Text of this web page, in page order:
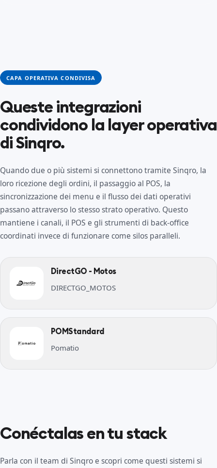
CAPA OPERATIVA CONDIVISA
Queste integrazioni
condividono la layer operativa
di Sinqro.
Quando due o più sistemi si connettono tramite Sinqro, la
loro ricezione degli ordini, il passaggio al POS, la
sincronizzazione dei menu e il flusso dei dati operativi
passano attraverso lo stesso strato operativo. Questo
mantiene i canali, il POS e gli strumenti di back-office
coordinati invece di funzionare come silos paralleli.
DirectGO - Motos
DIRECTGO_MOTOS
POMStandard
Pomatio
Conéctalas en tu stack
Parla con il team di Sinqro e scopri come questi sistemi si